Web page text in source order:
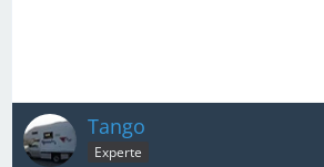
Tango
Experte